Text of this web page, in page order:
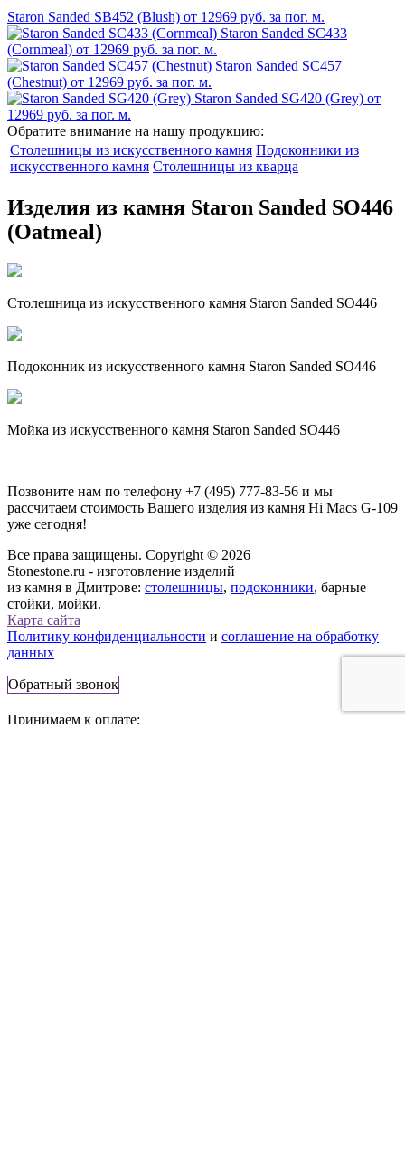
Staron Sanded SB452 (Blush) от 12969 руб. за пог. м.
Staron Sanded SC433
(Cornmeal) от 12969 руб. за пог. м.
Staron Sanded SC457
(Chestnut) от 12969 руб. за пог. м.
Staron Sanded SG420 (Grey) от
12969 руб. за пог. м.
Обратите внимание на нашу продукцию:
Столешницы из искусственного камня Подоконники из
искусственного камня Столешницы из кварца
Изделия из камня Staron Sanded SO446
(Oatmeal)
Столешница из искусственного камня Staron Sanded SO446
Подоконник из искусственного камня Staron Sanded SO446
Мойка из искусственного камня Staron Sanded SO446
Позвоните нам по телефону +7 (495) 777-83-56 и мы
рассчитаем стоимость Вашего изделия из камня Hi Macs G-109
уже сегодня!
Все права защищены. Copyright © 2026
Stonestone.ru - изготовление изделий
из камня в Дмитрове: столешницы, подоконники, барные
стойки, мойки.
Карта сайта
Политику конфиденциальности и соглашение на обработку
данных
Обратный звонок
Принимаем к оплате: